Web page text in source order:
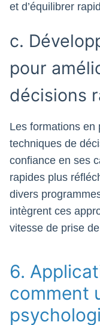
et d’équilibrer
c.
pour
décisions
Les formations en
techniques de
confiance en ses
rapides plus
divers
intègrent ces
vitesse de prise
6.
comment